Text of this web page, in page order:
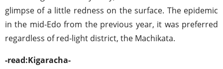
glimpse of a little redness on the surface. The epidemic
in the mid-Edo from the previous year, it was preferred
regardless of red-light district, the Machikata.
-read:Kigaracha-